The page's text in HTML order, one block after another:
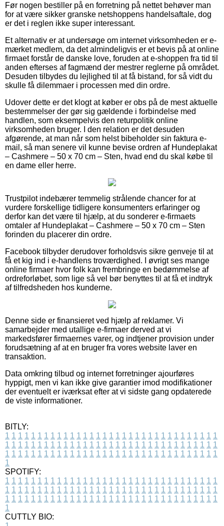
Før nogen bestiller på en forretning på nettet behøver man
for at være sikker granske netshoppens handelsaftale, dog
er det i reglen ikke super interessant.
Et alternativ er at undersøge om internet virksomheden er e-
mærket medlem, da det almindeligvis er et bevis på at online
firmaet forstår de danske love, foruden at e-shoppen fra tid til
anden efterses af fagmænd der mestrer reglerne på området.
Desuden tilbydes du lejlighed til at få bistand, for så vidt du
skulle få dilemmaer i processen med din ordre.
Udover dette er det klogt at køber er obs på de mest aktuelle
bestemmelser der gør sig gældende i forbindelse med
handlen, som eksempelvis den returpolitik online
virksomheden bruger. I den relation er det desuden
afgørende, at man når som helst bibeholder sin faktura e-
mail, så man senere vil kunne bevise ordren af Hundeplakat
– Cashmere – 50 x 70 cm – Sten, hvad end du skal købe til
en dame eller herre.
Trustpilot indebærer temmelig strålende chancer for at
vurdere forskellige tidligere konsumenters erfaringer og
derfor kan det være til hjælp, at du sonderer e-firmaets
omtaler af Hundeplakat – Cashmere – 50 x 70 cm – Sten
forinden du placerer din ordre.
Facebook tilbyder derudover forholdsvis sikre genveje til at
få et kig ind i e-handlens troværdighed. I øvrigt ses mange
online firmaer hvor folk kan frembringe en bedømmelse af
ordreforløbet, som lige så vel bør benyttes til at få et indtryk
af tilfredsheden hos kunderne.
Denne side er finansieret ved hjælp af reklamer. Vi
samarbejder med utallige e-firmaer derved at vi
markedsfører firmaernes varer, og indtjener provision under
forudsætning af at en bruger fra vores website laver en
transaktion.
Data omkring tilbud og internet forretninger ajourføres
hyppigt, men vi kan ikke give garantier imod modifikationer
der eventuelt er iværksat efter at vi sidste gang opdaterede
de viste informationer.
BITLY:
1 1 1 1 1 1 1 1 1 1 1 1 1 1 1 1 1 1 1 1 1 1 1 1 1 1 1 1 1 1 1 1 1
1 1 1 1 1 1 1 1 1 1 1 1 1 1 1 1 1 1 1 1 1 1 1 1 1 1 1 1 1 1 1 1 1
1 1 1 1 1 1 1 1 1 1 1 1 1 1 1 1 1 1 1 1 1 1 1 1 1 1 1 1 1 1 1 1 1
1
SPOTIFY:
1 1 1 1 1 1 1 1 1 1 1 1 1 1 1 1 1 1 1 1 1 1 1 1 1 1 1 1 1 1 1 1 1
1 1 1 1 1 1 1 1 1 1 1 1 1 1 1 1 1 1 1 1 1 1 1 1 1 1 1 1 1 1 1 1 1
1 1 1 1 1 1 1 1 1 1 1 1 1 1 1 1 1 1 1 1 1 1 1 1 1 1 1 1 1 1 1 1 1
1
CUTTLY BIO: